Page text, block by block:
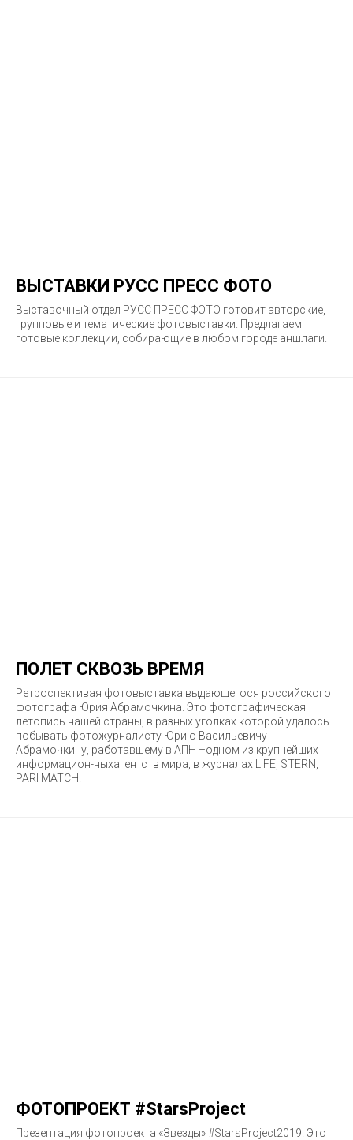
ВЫСТАВКИ РУСС ПРЕСС ФОТО
Выставочный отдел РУСС ПРЕСС ФОТО готовит авторские,
групповые и тематические фотовыставки. Предлагаем
готовые коллекции, собирающие в любом городе аншлаги.
ПОЛЕТ СКВОЗЬ ВРЕМЯ
Ретроспективая фотовыставка выдающегося российского
фотографа Юрия Абрамочкина. Это фотографическая
летопись нашей страны, в разных уголках которой удалось
побывать фотожурналисту Юрию Васильевичу
Абрамочкину, работавшему в АПН –одном из крупнейших
информацион-ныхагентств мира, в журналах LIFE, STERN,
PARI MATCH.
ФОТОПРОЕКТ #StarsProject
Презентация фотопроекта «Звезды» #StarsProject2019. Это